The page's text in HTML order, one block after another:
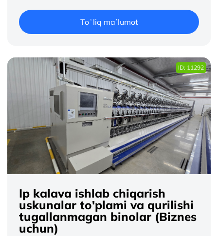
Toʻliq maʼlumot
ID: 11292
Ip kalava ishlab chiqarish
uskunalar to'plami va qurilishi
tugallanmagan binolar (Biznes
uchun)